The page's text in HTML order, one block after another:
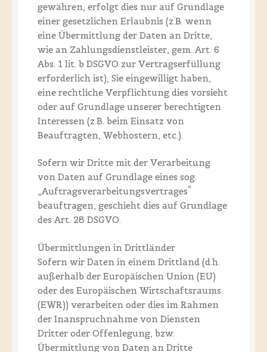
gewähren, erfolgt dies nur auf Grundlage
einer gesetzlichen Erlaubnis (z.B. wenn
eine Übermittlung der Daten an Dritte,
wie an Zahlungsdienstleister, gem. Art. 6
Abs. 1 lit. b DSGVO zur Vertragserfüllung
erforderlich ist), Sie eingewilligt haben,
eine rechtliche Verpflichtung dies vorsieht
oder auf Grundlage unserer berechtigten
Interessen (z.B. beim Einsatz von
Beauftragten, Webhostern, etc.).
Sofern wir Dritte mit der Verarbeitung
von Daten auf Grundlage eines sog.
„Auftragsverarbeitungsvertrages“
beauftragen, geschieht dies auf Grundlage
des Art. 28 DSGVO.
Übermittlungen in Drittländer
Sofern wir Daten in einem Drittland (d.h.
außerhalb der Europäischen Union (EU)
oder des Europäischen Wirtschaftsraums
(EWR)) verarbeiten oder dies im Rahmen
der Inanspruchnahme von Diensten
Dritter oder Offenlegung, bzw.
Übermittlung von Daten an Dritte